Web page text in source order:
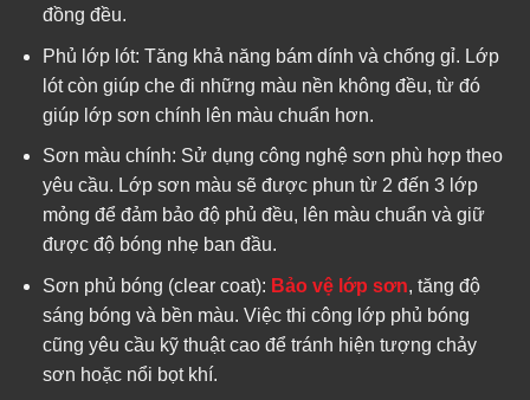
đồng đều.
Phủ lớp lót: Tăng khả năng bám dính và chống gỉ. Lớp
lót còn giúp che đi những màu nền không đều, từ đó
giúp lớp sơn chính lên màu chuẩn hơn.
Sơn màu chính: Sử dụng công nghệ sơn phù hợp theo
yêu cầu. Lớp sơn màu sẽ được phun từ 2 đến 3 lớp
mỏng để đảm bảo độ phủ đều, lên màu chuẩn và giữ
được độ bóng nhẹ ban đầu.
Sơn phủ bóng (clear coat): Bảo vệ lớp sơn, tăng độ
sáng bóng và bền màu. Việc thi công lớp phủ bóng
cũng yêu cầu kỹ thuật cao để tránh hiện tượng chảy
sơn hoặc nổi bọt khí.